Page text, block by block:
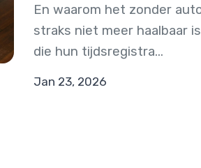
En waarom het zonder
straks niet meer haalbaar
die hun tijdsregistra...
Jan 23, 2026